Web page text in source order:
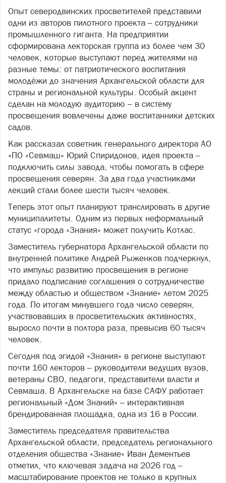
Опыт северодвинских просветителей представили
одни из авторов пилотного проекта – сотрудники
промышленного гиганта. На предприятии
сформирована лекторская группа из более чем 30
человек, которые выступают перед жителями на
разные темы: от патриотического воспитания
молодёжи до значения Архангельской области для
страны и региональной культуры. Особый акцент
сделан на молодую аудиторию – в систему
просвещения вовлечены даже воспитанники детских
садов.
Как рассказал советник генерального директора АО
«ПО «Севмаш» Юрий Спиридонов, идея проекта –
подключить силы завода, чтобы помогать в сфере
просвещения северян. За два года участниками
лекций стали более шести тысяч человек.
Теперь этот опыт планируют транслировать в другие
муниципалитеты. Одним из первых неформальный
статус «города «Знания» может получить Котлас.
Заместитель губернатора Архангельской области по
внутренней политике Андрей Рыженков подчеркнул,
что импульс развитию просвещения в регионе
придало подписание соглашения о сотрудничестве
между областью и обществом «Знание» летом 2025
года. По итогам минувшего года число северян,
участвовавших в просветительских активностях,
выросло почти в полтора раза, превысив 60 тысяч
человек.
Сегодня под эгидой «Знания» в регионе выступают
почти 160 лекторов – руководители ведущих вузов,
ветераны СВО, педагоги, представители власти и
Севмаша. В Архангельске на базе САФУ работает
региональный «Дом Знаний» – интерактивная
брендированная площадка, одна из 16 в России.
Заместитель председателя правительства
Архангельской области, председатель регионального
отделения общества «Знание» Иван Дементьев
отметил, что ключевая задача на 2026 год –
масштабирование проектов не только в крупных